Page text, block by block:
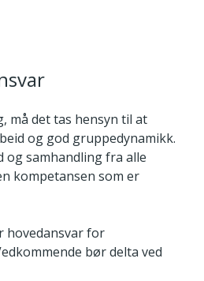
må det tas hensyn til at
og god gruppedynamikk.
samhandling fra alle
kompetansen som er
hovedansvar for
bør delta ved